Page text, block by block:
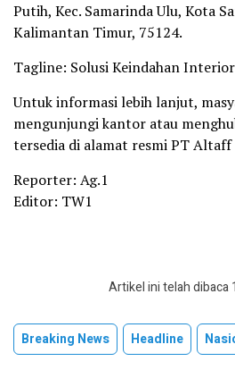
Putih, Kec. Samarinda Ulu, Kota
Kalimantan Timur, 75124.
Tagline: Solusi Keindahan
Untuk informasi lebih lanjut,
mengunjungi kantor atau
tersedia di alamat resmi PT Altaff
Reporter: Ag.1
Editor: TW1
Artikel ini telah dibaca
Breaking News Headline